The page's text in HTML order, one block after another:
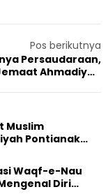
Pos berikutnya
Persaudaraan,
Ahmadiyah
Kompak di
Muslim
Pontianak
Kolaborasi Sosial
Waqf-e-Nau
Diri